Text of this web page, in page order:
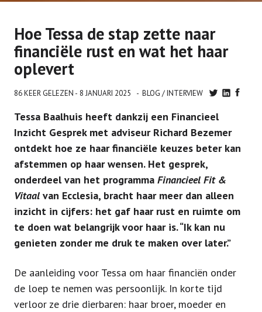
Hoe Tessa de stap zette naar
financiële rust en wat het haar
oplevert
86 KEER GELEZEN - 8 JANUARI 2025 BLOG /INTERVIEW
Tessa Baalhuis heeft dankzij een Financieel
Inzicht Gesprek met adviseur Richard Bezemer
ontdekt hoe ze haar financiële keuzes beter kan
afstemmen op haar wensen. Het gesprek,
onderdeel van het programma Financieel Fit &
Vitaal van Ecclesia, bracht haar meer dan alleen
inzicht in cijfers: het gaf haar rust en ruimte om
te doen wat belangrijk voor haar is. “Ik kan nu
genieten zonder me druk te maken over later.”
De aanleiding voor Tessa om haar financiën onder
de loep te nemen was persoonlijk. In korte tijd
verloor ze drie dierbaren: haar broer, moeder en